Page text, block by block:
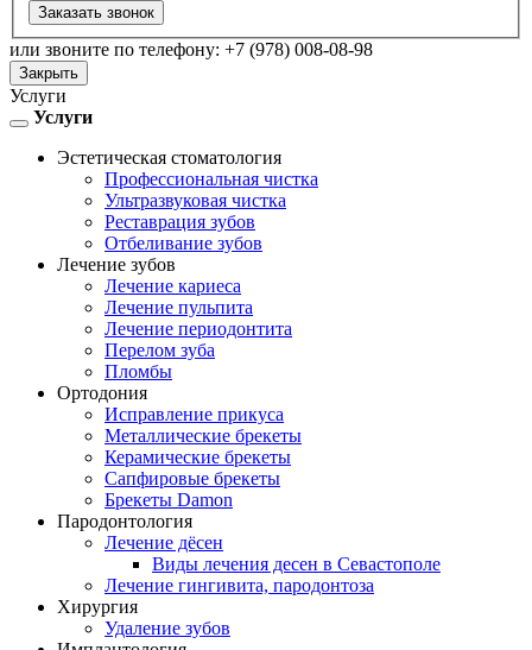
Заказать звонок
или звоните по телефону: +7 (978) 008-08-98
Закрыть
Услуги
Toggle
navigation
Услуги
Эстетическая стоматология
Профессиональная чистка
Ультразвуковая чистка
Реставрация зубов
Отбеливание зубов
Лечение зубов
Лечение кариеса
Лечение пульпита
Лечение периодонтита
Перелом зуба
Пломбы
Ортодония
Исправление прикуса
Металлические брекеты
Керамические брекеты
Сапфировые брекеты
Брекеты Damon
Пародонтология
Лечение дёсен
Виды лечения десен в Севастополе
Лечение гингивита, пародонтоза
Хирургия
Удаление зубов